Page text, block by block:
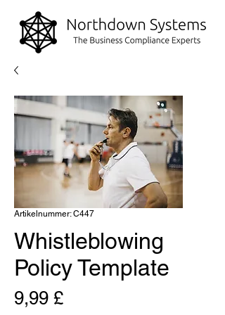
Artikelnummer: C447
Whistleblowing
Policy Template
9,99 £Preis